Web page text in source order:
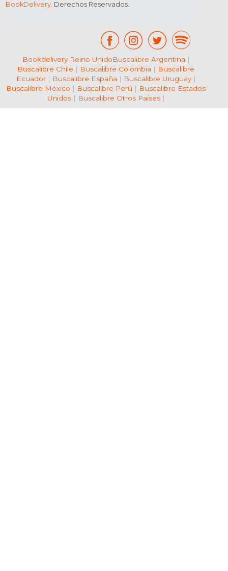
BookDelivery. Derechos Reservados.
Bookdelivery Reino UnidoBuscalibre Argentina |
Buscalibre Chile | Buscalibre Colombia | Buscalibre
Ecuador| Buscalibre España | Buscalibre Uruguay|
Buscalibre México | Buscalibre Perú | Buscalibre Estados
Unidos| Buscalibre Otros Países|